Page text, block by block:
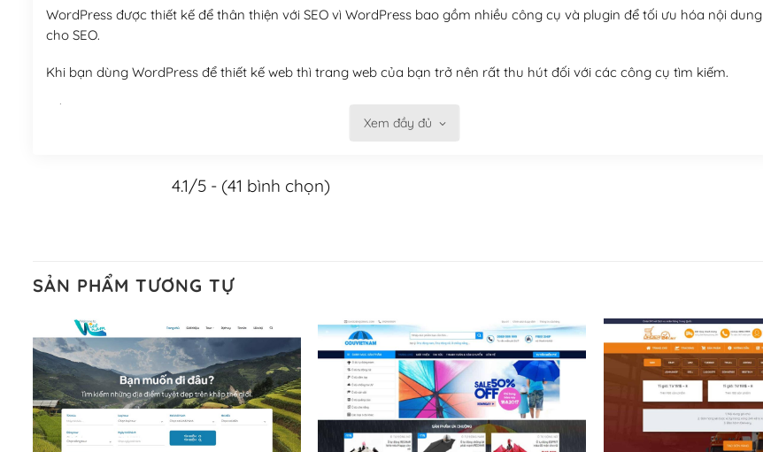
WordPress được thiết kế để thân thiện với SEO vì WordPress bao gồm nhiều công cụ và plugin để tối ưu hóa nội dung
cho SEO.
Khi bạn dùng WordPress để thiết kế web thì trang web của bạn trở nên rất thu hút đối với các công cụ tìm kiếm.
Tối ưu hóa công cụ tìm kiếm
Khi bạn sử dụng WordPress, thì vấn đề giao diện của bạn trở nên dễ dàng và nhanh chóng. Với kho Theme
– Sở hữu một cộng đồng lớn, sẵn sàng hỗ trợ
WordPress là nơi lưu trữ cho một diễn đàn cộng đồng khổng lồ được kiểm duyệt bởi các nhân viên và những người
cuồng tín WordPress.
Nếu bạn gặp khó khăn, bạn có thể lên mạng và tìm kiếm những cộng đồng WordPress, họ sẽ giúp bạn trả lời, giải
Xem đầy đủ
4.1/5 - (41 bình chọn)
SẢN PHẨM TƯƠNG TỰ